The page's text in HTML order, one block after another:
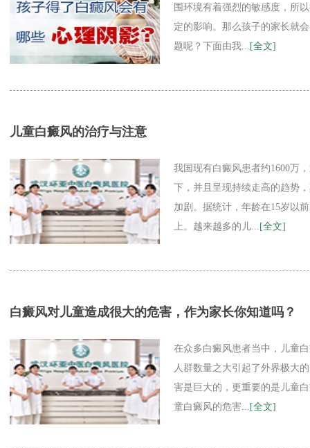
围环境有着强烈的敏感度，所
定的影响。那么孩子的家长就
题呢？下面由我... [全文]
儿童白癜风的治疗与注意
我国现有白癜风患者约1600万
下，并且呈现持续走高的趋势
加剧。据统计，年龄在15岁以
上。越来越多的儿... [全文]
白癜风对儿童造成很大的危害，作为家长你知道吗？
在众多白癜风患者当中，儿童
人群数量之大引起了外界极大
害是巨大的，更重要的是儿童
童白癜风的危害... [全文]